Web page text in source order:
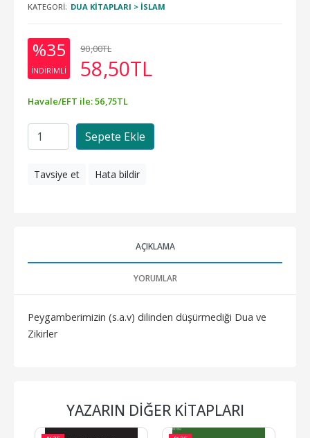
KATEGORI: DUA KITAPLARI > İSLAM
%35
INDIRIMLI
90,00TL
58,50TL
Havale/EFT ile:56 ,75TL
Sepete Ekle
Tavsiye et Hata bildir
AÇIKLAMA
YORUMLAR
Peygamberimizin (s.a.v) dilinden düşürmediği Dua ve
Zikirler
YAZARIN DIĞER KITAPLARI